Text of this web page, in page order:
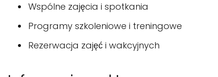
Wspólne zajęcia i spotkania
Programy szkoleniowe i treningowe
Rezerwacja zajęć i wakcyjnych